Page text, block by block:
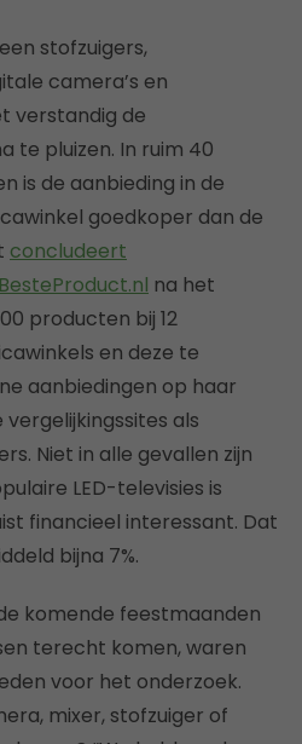
stofzuigers,
camera’s en
verstandig de
te pluizen. In ruim 40
is de aanbieding in de
goedkoper dan de
concludeert
na het
producten bij 12
en deze te
aanbiedingen op haar
als
Niet in alle gevallen zijn
LED-televisies is
financieel interessant. Dat
bijna 7%.
komende feestmaanden
terecht komen, waren
voor het onderzoek.
mixer, stofzuiger of